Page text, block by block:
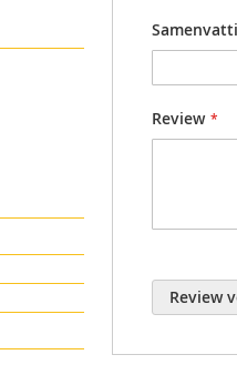
Review
Review